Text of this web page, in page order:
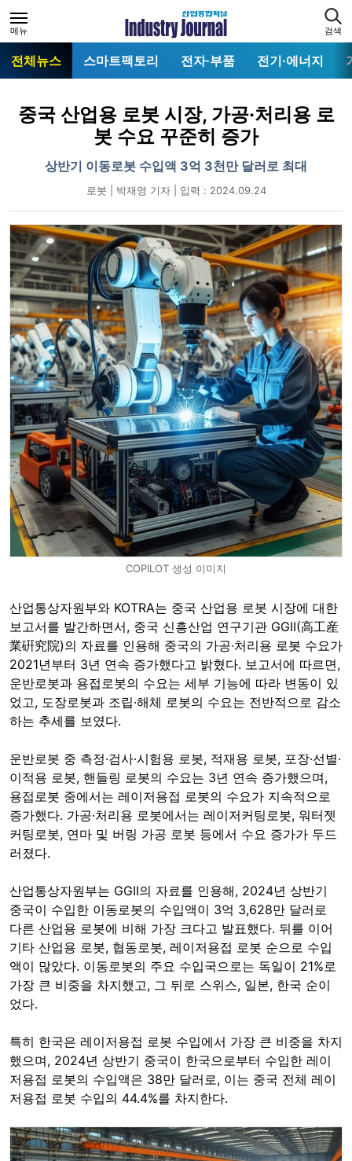
메뉴 검색
전체뉴스 스마트팩토리 전자·부품 전기·에너지
중국 산업용 로봇 시장, 가공·처리용 로
봇 수요 꾸준히 증가
상반기 이동로봇 수입액 3억 3천만 달러로 최대
로봇 | 박재영 기자 | 입력 : 2024.09.24
COPILOT 생성 이미지
산업통상자원부와 KOTRA는 중국 산업용 로봇 시장에 대한
보고서를 발간하면서, 중국 신흥산업 연구기관 GGII(高工産
業硏究院)의 자료를 인용해 중국의 가공·처리용 로봇 수요가
2021년부터 3년 연속 증가했다고 밝혔다. 보고서에 따르면,
운반로봇과 용접로봇의 수요는 세부 기능에 따라 변동이 있
었고, 도장로봇과 조립·해체 로봇의 수요는 전반적으로 감소
하는 추세를 보였다.
운반로봇 중 측정·검사·시험용 로봇, 적재용 로봇, 포장·선별·
이적용 로봇, 핸들링 로봇의 수요는 3년 연속 증가했으며,
용접로봇 중에서는 레이저용접 로봇의 수요가 지속적으로
증가했다. 가공·처리용 로봇에서는 레이저커팅로봇, 워터젯
커팅로봇, 연마 및 버링 가공 로봇 등에서 수요 증가가 두드
러졌다.
산업통상자원부는 GGII의 자료를 인용해, 2024년 상반기
중국이 수입한 이동로봇의 수입액이 3억 3,628만 달러로
다른 산업용 로봇에 비해 가장 크다고 발표했다. 뒤를 이어
기타 산업용 로봇, 협동로봇, 레이저용접 로봇 순으로 수입
액이 많았다. 이동로봇의 주요 수입국으로는 독일이 21%로
가장 큰 비중을 차지했고, 그 뒤로 스위스, 일본, 한국 순이
었다.
특히 한국은 레이저용접 로봇 수입에서 가장 큰 비중을 차지
했으며, 2024년 상반기 중국이 한국으로부터 수입한 레이
저용접 로봇의 수입액은 38만 달러로, 이는 중국 전체 레이
저용접 로봇 수입의 44.4%를 차지한다.